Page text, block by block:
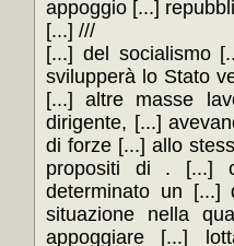
appoggio [...]
[...] ///
[...] del socialismo
svilupperà lo Stato
[...] altre masse
dirigente, [...]
di forze [...] allo
propositi di . [...]
determinato un [...]
situazione nella
appoggiare [...]